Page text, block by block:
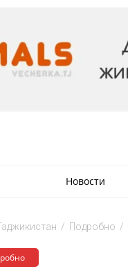
Новости
/ Подробно /